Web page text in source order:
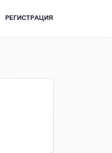
РЕГИСТРАЦИЯ